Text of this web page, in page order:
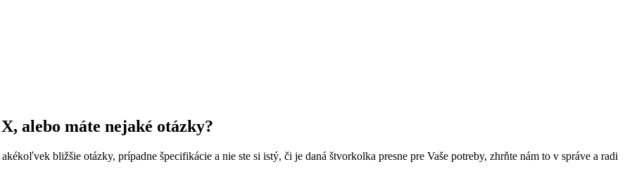
, alebo máte nejaké otázky?
bližšie otázky, prípadne špecifikácie a nie ste si istý, či je daná štvorkolka presne pre Vaše potreby, zhrňte nám to v správe a radi